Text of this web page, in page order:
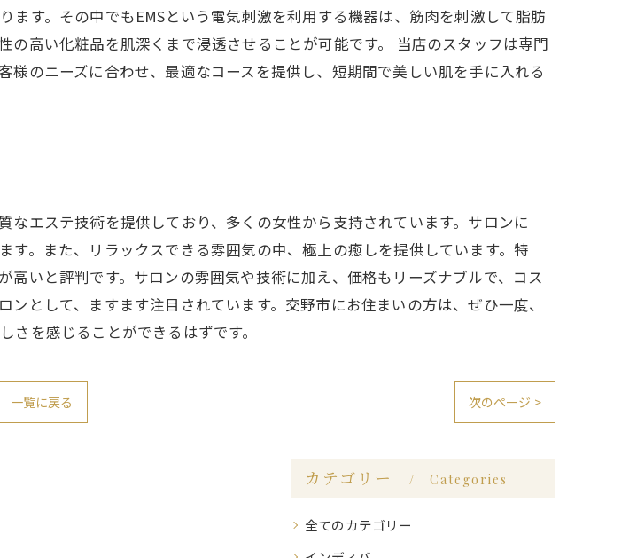
す。その中でもEMSという電気刺激を利用する機器は、筋肉を刺激して脂肪
高い化粧品を肌深くまで浸透させることが可能です。 当店のスタッフは専門
のニーズに合わせ、最適なコースを提供し、短期間で美しい肌を手に入れる
エステ技術を提供しており、多くの女性から支持されています。サロンに
。また、リラックスできる雰囲気の中、極上の癒しを提供しています。特
いと評判です。サロンの雰囲気や技術に加え、価格もリーズナブルで、コス
として、ますます注目されています。交野市にお住まいの方は、ぜひ一度、
を感じることができるはずです。
一覧に戻る 次のページ >
カテゴリー Categories
全てのカテゴリー